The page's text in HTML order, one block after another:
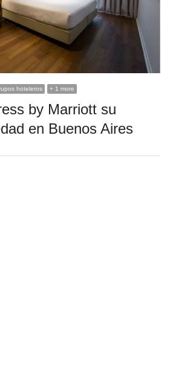
hoteleros + 1 more
by Marriott su
en Buenos Aires